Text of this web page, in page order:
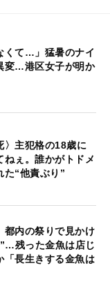
くて…」猛暑のナイ
変…港区女子が明か
〉主犯格の18歳に
ぇ。誰かがトドメ
た“他責ぶり”
都内の祭りで見かけ
残った金魚は店じ
「長生きする金魚は